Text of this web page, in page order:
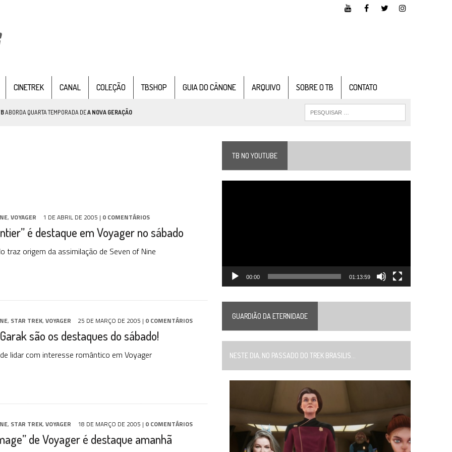
CINETREK CANAL COLEÇÃO TBSHOP GUIA DO CÂNONE ARQUIVO SOBRE O TB CONTATO
ABORDA QUARTA TEMPORADA DEA NOVA GERAÇÃO
FILME DE FÃS AXANAR HORAS APÓS ESTREIA
, VOYAGER 1 DE ABRIL DE 2005 | 0 COMENTÁRIOS
é destaque em Voyager no sábado
traz origem da assimilação de Seven of Nine
, STAR TREK, VOYAGER 25 DE MARÇO DE 2005 | 0 COMENTÁRIOS
são os destaques do sábado!
lidar com interesse romântico em Voyager
, STAR TREK, VOYAGER 18 DE MARÇO DE 2005 | 0 COMENTÁRIOS
de Voyager é destaque amanhã
TB NO YOUTUBE
00:00 01:13:59
GUARDIÃO DA ETERNIDADE
NESTE DIA, NO PASSADO DO TREK BRASILIS...